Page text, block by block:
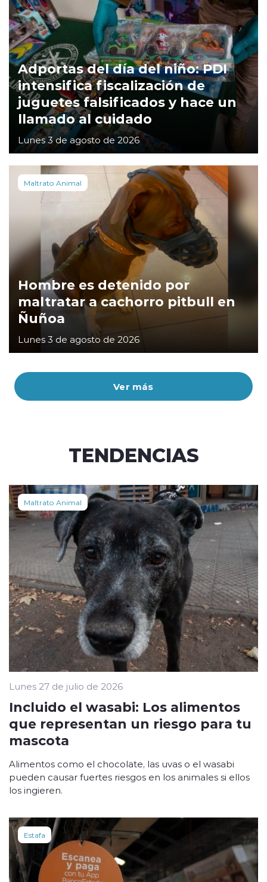
Ver más
Adportas del día del niño: PDI
intensifica fiscalización de
juguetes falsificados y hace un
llamado al cuidado
Lunes 3 de agosto de 2026
Maltrato Animal
Hombre es detenido por
maltratar a cachorro pitbull en
Ñuñoa
Lunes 3 de agosto de 2026
TENDENCIAS
Maltrato Animal
Lunes 27 de julio de 2026
Incluido el wasabi: Los alimentos
que representan un riesgo para tu
mascota
Alimentos como el chocolate, las uvas o el wasabi
pueden causar fuertes riesgos en los animales si ellos
los ingieren.
Estafa